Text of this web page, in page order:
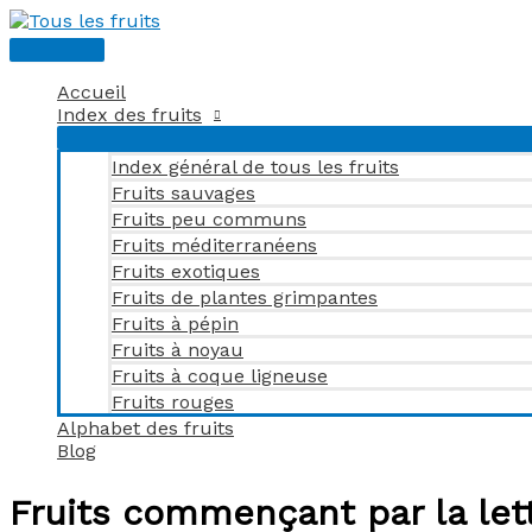
Aller
au
contenu
Menu
Accueil
Index des fruits
Index général de tous les fruits
Fruits sauvages
Fruits peu communs
Fruits méditerranéens
Fruits exotiques
Fruits de plantes grimpantes
Fruits à pépin
Fruits à noyau
Fruits à coque ligneuse
Fruits rouges
Alphabet des fruits
Blog
Fruits commençant par la